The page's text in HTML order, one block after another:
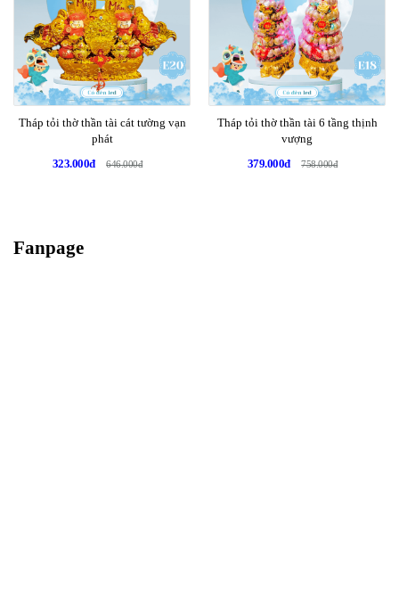
Tháp tỏi thờ thần tài cát tường vạn
phát
323.000đ
646.000đ
Tháp tỏi thờ thần tài 6 tầng thịnh
vượng
379.000đ
758.000đ
Fanpage